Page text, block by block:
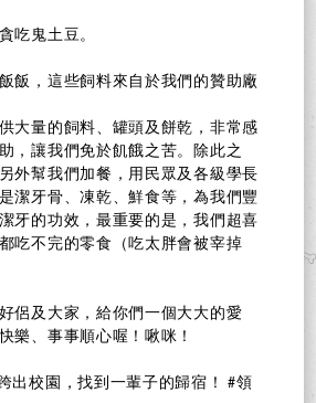
吃鬼土豆。
飯，這些飼料來自於我們的贊助廠
大量的飼料、罐頭及餅乾，非常感
，讓我們免於飢餓之苦。除此之
外幫我們加餐，用民眾及各級學長
潔牙骨、凍乾、鮮食等，為我們豐
牙的功效，最重要的是，我們超喜
吃不完的零食（吃太胖會被宰掉
侶及大家，給你們一個大大的愛
樂、事事順心喔！啾咪！
出校園，找到一輩子的歸宿！ #領